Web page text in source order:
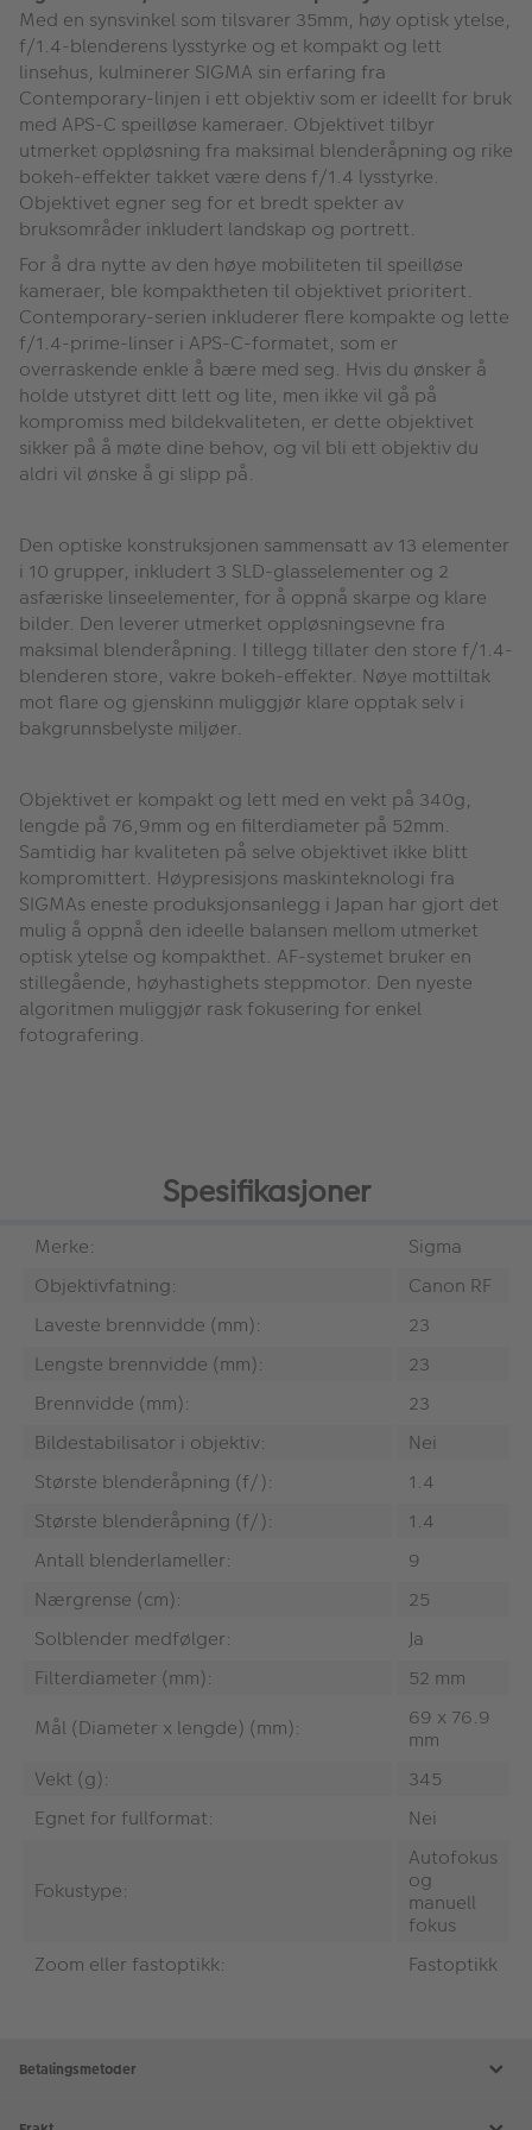
Med en synsvinkel som tilsvarer 35mm, høy optisk ytelse,
f/1.4-blenderens lysstyrke og et kompakt og lett
linsehus, kulminerer SIGMA sin erfaring fra
Contemporary-linjen i ett objektiv som er ideellt for bruk
med APS-C speilløse kameraer. Objektivet tilbyr
utmerket oppløsning fra maksimal blenderåpning og rike
bokeh-effekter takket være dens f/1.4 lysstyrke.
Objektivet egner seg for et bredt spekter av
bruksområder inkludert landskap og portrett.
For å dra nytte av den høye mobiliteten til speilløse
kameraer, ble kompaktheten til objektivet prioritert.
Contemporary-serien inkluderer flere kompakte og lette
f/1.4-prime-linser i APS-C-formatet, som er
overraskende enkle å bære med seg. Hvis du ønsker å
holde utstyret ditt lett og lite, men ikke vil gå på
kompromiss med bildekvaliteten, er dette objektivet
sikker på å møte dine behov, og vil bli ett objektiv du
aldri vil ønske å gi slipp på.
Den optiske konstruksjonen sammensatt av 13 elementer
i 10 grupper, inkludert 3 SLD-glasselementer og 2
asfæriske linseelementer, for å oppnå skarpe og klare
bilder. Den leverer utmerket oppløsningsevne fra
maksimal blenderåpning. I tillegg tillater den store f/1.4-
blenderen store, vakre bokeh-effekter. Nøye mottiltak
mot flare og gjenskinn muliggjør klare opptak selv i
bakgrunnsbelyste miljøer.
Objektivet er kompakt og lett med en vekt på 340g,
lengde på 76,9mm og en filterdiameter på 52mm.
Samtidig har kvaliteten på selve objektivet ikke blitt
kompromittert. Høypresisjons maskinteknologi fra
SIGMAs eneste produksjonsanlegg i Japan har gjort det
mulig å oppnå den ideelle balansen mellom utmerket
optisk ytelse og kompakthet. AF-systemet bruker en
stillegående, høyhastighets steppmotor. Den nyeste
algoritmen muliggjør rask fokusering for enkel
fotografering.
Spesifikasjoner
Merke:
Sigma
Objektivfatning:
Canon RF
Laveste brennvidde (mm):
23
Lengste brennvidde (mm):
23
Brennvidde (mm):
23
Bildestabilisator i objektiv:
Nei
Største blenderåpning (f/):
1.4
Største blenderåpning (f/):
1.4
Antall blenderlameller:
9
Nærgrense (cm):
25
Solblender medfølger:
Ja
Filterdiameter (mm):
52 mm
Mål (Diameter x lengde) (mm):
69 x 76.9
mm
Vekt (g):
345
Egnet for fullformat:
Nei
Fokustype:
Autofokus
og
manuell
fokus
Zoom eller fastoptikk:
Fastoptikk
Betalingsmetoder